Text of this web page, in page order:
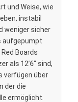
und Weise, wie
instabil
weniger sicher
aufgepumpt
Boards
als 12’6″ sind,
verfügen über
der die
ermöglicht.